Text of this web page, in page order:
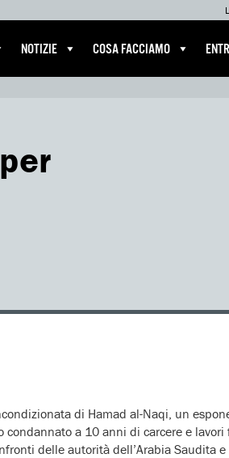
NOTIZIE COSA FACCIAMO
di Hamad al-Naqi, un
a 10 anni di carcere e lavori
delle autorità dell’Arabia Saudita e